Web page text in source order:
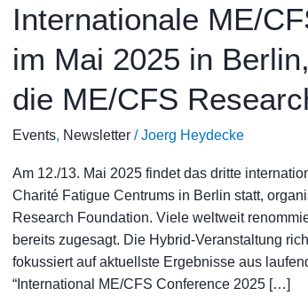
Internationale ME/
im Mai 2025 in
die ME/CFS
Events, Newsletter/Joerg Heydecke
Am 12./13. Mai 2025 findet das dritte
Charité Fatigue Centrums in Berlin statt,
Research Foundation. Viele weltweit
bereits zugesagt. Die Hybrid-Veranstaltung
fokussiert auf aktuellste Ergebnisse aus
“International ME/CFS Conference 2025 […]
Fachkonferenz
im
Mai
2025
in
unterstützt
durch
die
ME/CFS
Research
Foundation